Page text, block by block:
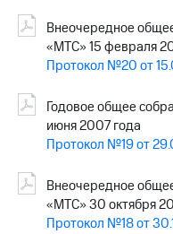
Внеочередное
«МТС» 15 февраля
Протокол №20 от
Годовое общее
июня 2007 года
Протокол №19 от
Внеочередное
«МТС» 30 октября
Протокол №18 от